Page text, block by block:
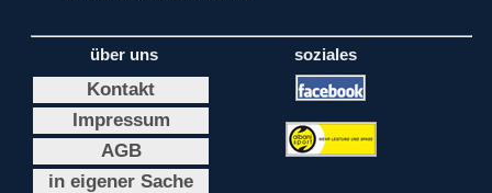
über uns
Kontakt
Impressum
AGB
in eigener Sache
soziales